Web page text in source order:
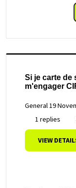
Si je carte de
m'engager
General19
1 replies
VIEW